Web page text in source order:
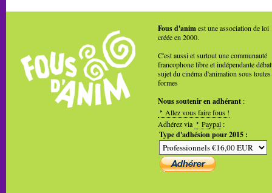
Fous d'animest une association de loi
créée en 2000.
C'est aussi et surtout une communauté
francophone libre et indépendante
sujet du cinéma d'animation sous toutes
formes
Nous soutenir en adhérant :
Allez vous faire fous !
Adhérez via
Paypal :
Type d'adhésion pour 2015 :